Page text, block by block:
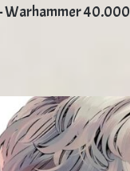
Warhammer 40.000